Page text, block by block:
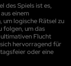
des Spiels ist es,
einem
um logische Rätsel zu
folgen, um das
Flucht
hervorragend für
oder eine